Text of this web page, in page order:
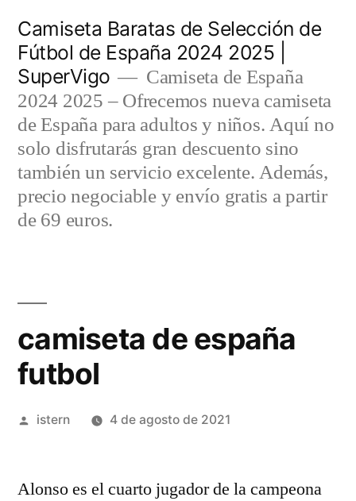
contenido
Camiseta Baratas de Selección de
Fútbol de España 2024 2025 |
SuperVigo
Camiseta de España
2024 2025 – Ofrecemos nueva camiseta
de España para adultos y niños. Aquí no
solo disfrutarás gran descuento sino
también un servicio excelente. Además,
precio negociable y envío gratis a partir
de 69 euros.
camiseta de españa
futbol
Publicado
istern 4 de agosto de 2021
Alonso es el cuarto jugador de la campeona